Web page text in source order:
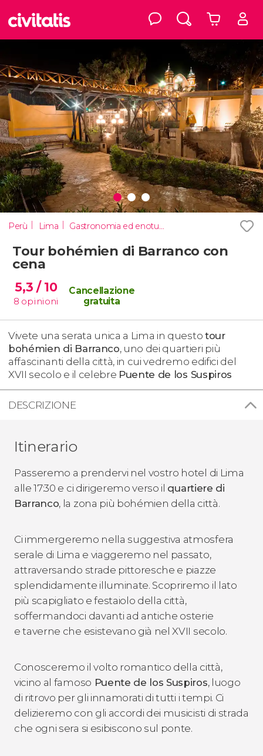
Perù Lima Gastronomia ed enoturismo a Lima
Tour bohémien di Barranco con
cena
5,3 / 10
8 opinioni
Cancellazione
gratuita
Vivete una serata unica a Lima in questo tour
bohémien di Barranco, uno dei quartieri più
affascinanti della città, in cui vedremo edifici del
XVII secolo e il celebre Puente de los Suspiros
DESCRIZIONE
Itinerario
Passeremo a prendervi nel vostro hotel di Lima
alle 17:30 e ci dirigeremo verso il quartiere di
Barranco, la zona più bohémien della città.
Ci immergeremo nella suggestiva atmosfera
serale di Lima e viaggeremo nel passato,
attraversando strade pittoresche e piazze
splendidamente illuminate. Scopriremo il lato
più scapigliato e festaiolo della città,
soffermandoci davanti ad antiche osterie
e taverne che esistevano già nel XVII secolo.
Conosceremo il volto romantico della città,
vicino al famoso Puente de los Suspiros, luogo
di ritrovo per gli innamorati di tutti i tempi. Ci
delizieremo con gli accordi dei musicisti di strada
che ogni sera si esibiscono sul ponte.